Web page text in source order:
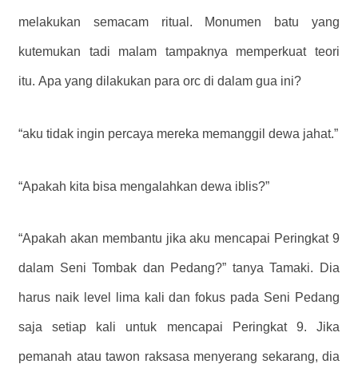
melakukan semacam ritual. Monumen batu yang
kutemukan tadi malam tampaknya memperkuat teori
itu. Apa yang dilakukan para orc di dalam gua ini?
“aku tidak ingin percaya mereka memanggil dewa jahat.”
“Apakah kita bisa mengalahkan dewa iblis?”
“Apakah akan membantu jika aku mencapai Peringkat 9
dalam Seni Tombak dan Pedang?” tanya Tamaki. Dia
harus naik level lima kali dan fokus pada Seni Pedang
saja setiap kali untuk mencapai Peringkat 9. Jika
pemanah atau tawon raksasa menyerang sekarang, dia